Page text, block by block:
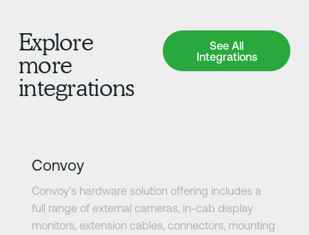
Explore
more
integrations
See All
Integrations
See All Integrations
Convoy
Convoy's hardware solution offering includes a
full range of external cameras, in-cab display
monitors, extension cables, connectors, mounting